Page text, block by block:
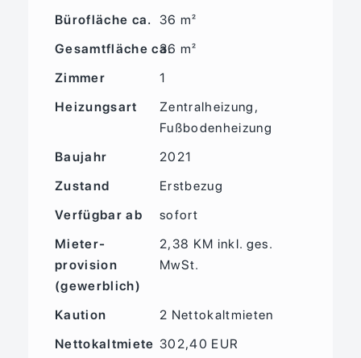
Bürofläche ca.
36 m²
Gesamtfläche ca.36 m²
Zimmer
1
Heizungsart
Zentralheizung,
Fußbodenheizung
Baujahr
2021
Zustand
Erstbezug
Verfügbar ab
sofort
Mieter­
provision
(gewerblich)
2,38 KM inkl. ges.
MwSt.
Kaution
2 Nettokaltmieten
Nettokaltmiete 302,40 EUR